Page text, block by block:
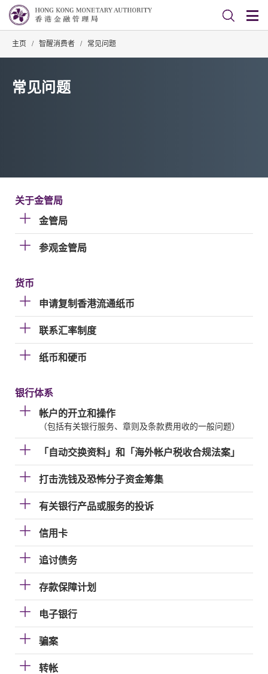
主页 / 智醒消费者 / 常见问题
常见问题
关于金管局
金管局
参观金管局
货币
申请复制香港流通纸币
联系汇率制度
纸币和硬币
银行体系
帐户的开立和操作
（包括有关银行服务、章则及条款费用收的一般问题）
「自动交换资料」和「海外帐户税收合规法案」
打击洗钱及恐怖分子资金筹集
有关银行产品或服务的投诉
信用卡
追讨债务
存款保障计划
电子银行
骗案
转帐